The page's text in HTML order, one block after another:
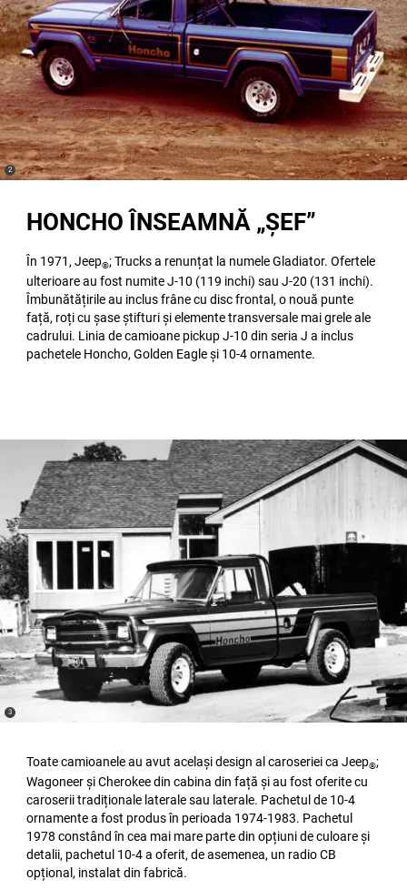
HONCHO ÎNSEAMNĂ „ȘEF”
În 1971, Jeep®; Trucks a renunțat la numele Gladiator. Ofertele
ulterioare au fost numite J-10 (119 inchi) sau J-20 (131 inchi).
Îmbunătățirile au inclus frâne cu disc frontal, o nouă punte
față, roți cu șase știfturi și elemente transversale mai grele ale
cadrului. Linia de camioane pickup J-10 din seria J a inclus
pachetele Honcho, Golden Eagle și 10-4 ornamente.
(
Disclosure
2)
Toate camioanele au avut același design al caroseriei ca Jeep®;
Wagoneer și Cherokee din cabina din față și au fost oferite cu
caroserii tradiționale laterale sau laterale. Pachetul de 10-4
ornamente a fost produs în perioada 1974-1983. Pachetul
1978 constând în cea mai mare parte din opțiuni de culoare și
detalii, pachetul 10-4 a oferit, de asemenea, un radio CB
opțional, instalat din fabrică.
(
Disclosure
3)